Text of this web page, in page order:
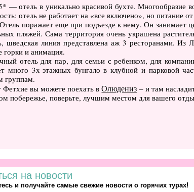
— отель в уникально красивой бухте. Многообразие
отель не работает на «все включено», но питание
поражает еще при подъезде к нему. Он занимает
пляжей. Сама территория очень украшена
шведская линия представлена аж 3 ресторанами.
горки и анимация.
отель для пар, для семьи с ребенком, для
много 3х-этажных бунгало в клубной и парковой
группам.
Фетхие вы можете поехать вОлюдениз – и там
побережье, поверьте, лучшим местом для вашего
на новости
и получайте самые свежие новости о горячих турах!